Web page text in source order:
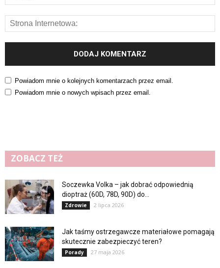
Powiadom mnie o kolejnych komentarzach przez email.
Powiadom mnie o nowych wpisach przez email.
ZOBACZ TEŻ
Soczewka Volka – jak dobrać odpowiednią
dioptraż (60D, 78D, 90D) do...
Zdrowie 2 lipca 2026
Jak taśmy ostrzegawcze materiałowe pomagają
skutecznie zabezpieczyć teren?
Porady 27 maja 2026